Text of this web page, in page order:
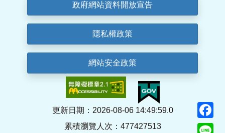
政府網站資料開放宣告
隱私權政策
網站安全政策
更新日期：2026-08-06 14:49:59.0
累積瀏覽人次：477427513